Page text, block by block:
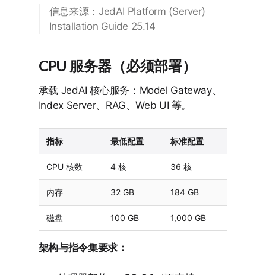
信息来源：JedAI Platform (Server)
Installation Guide 25.14
CPU 服务器（必须部署）
承载 JedAI 核心服务：Model Gateway、
Index Server、RAG、Web UI 等。
指标 最低配置 标准配置
CPU 核数 4 核 36 核
内存 32 GB 184 GB
磁盘 100 GB 1,000 GB
架构与指令集要求：